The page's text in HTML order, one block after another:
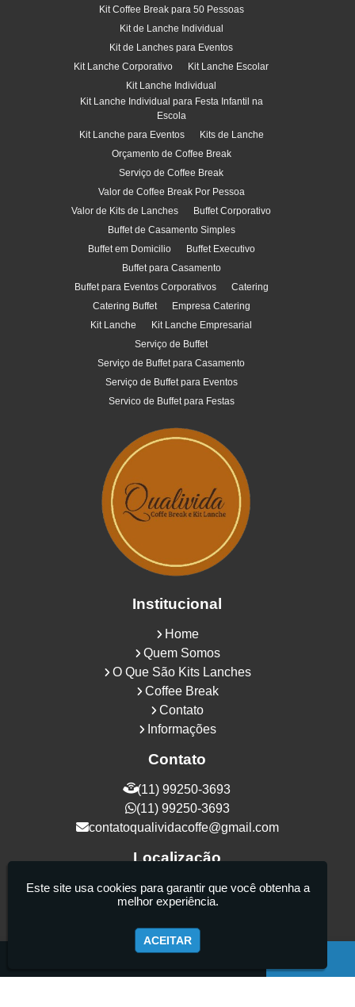
Kit Coffee Break para 50 Pessoas
Kit de Lanche Individual
Kit de Lanches para Eventos
Kit Lanche Corporativo
Kit Lanche Escolar
Kit Lanche Individual
Kit Lanche Individual para Festa Infantil na
Escola
Kit Lanche para Eventos
Kits de Lanche
Orçamento de Coffee Break
Serviço de Coffee Break
Valor de Coffee Break Por Pessoa
Valor de Kits de Lanches
Buffet Corporativo
Buffet de Casamento Simples
Buffet em Domicilio
Buffet Executivo
Buffet para Casamento
Buffet para Eventos Corporativos
Catering
Catering Buffet
Empresa Catering
Kit Lanche
Kit Lanche Empresarial
Serviço de Buffet
Serviço de Buffet para Casamento
Serviço de Buffet para Eventos
Servico de Buffet para Festas
Institucional
Home
Quem Somos
O Que São Kits Lanches
Coffee Break
Contato
Informações
Contato
(11) 99250-3693
(11) 99250-3693
contatoqualividacoffe@gmail.com
Localização
Rua Samurais, 27 - Vila Maria Alta - São
Paulo / SP - CEP: 02130-080
Este site usa cookies para garantir que você obtenha a
melhor experiência.
ACEITAR